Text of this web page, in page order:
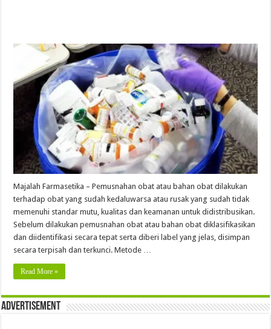
Majalah Farmasetika – Pemusnahan obat atau bahan obat dilakukan
terhadap obat yang sudah kedaluwarsa atau rusak yang sudah tidak
memenuhi standar mutu, kualitas dan keamanan untuk didistribusikan.
Sebelum dilakukan pemusnahan obat atau bahan obat diklasifikasikan
dan diidentifikasi secara tepat serta diberi label yang jelas, disimpan
secara terpisah dan terkunci. Metode …
Read More »
Advertisement